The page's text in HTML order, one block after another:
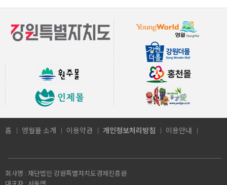
홈 영월몰 소개 이용약관 개인정보처리방침 이용안내
회사명 : 재단법인 강원특별자치도경제진흥원